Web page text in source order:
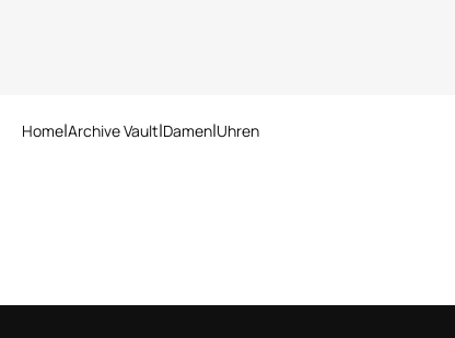
Home Archive Vault Damen Uhren